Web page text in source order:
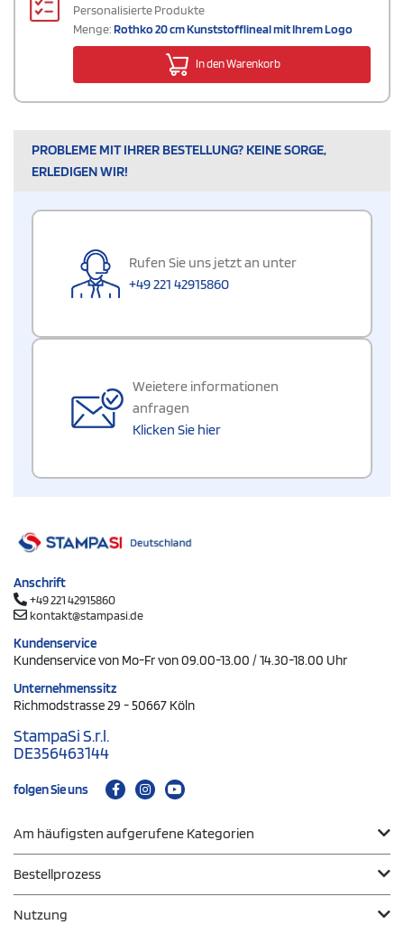
Personalisierte Produkte
Menge:Rothko 20 cm Kunststofflineal mit Ihrem Logo
In den Warenkorb
PROBLEME MIT IHRER BESTELLUNG? KEINE SORGE,
ERLEDIGEN WIR!
Rufen Sie uns jetzt an unter
+49 221 42915860
Weietere informationen
anfragen
Klicken Sie hier
Anschrift
+49 221 42915860
kontakt@stampasi.de
Kundenservice
Kundenservice von Mo-Fr von 09.00-13.00 / 14.30-18.00 Uhr
Unternehmenssitz
Richmodstrasse 29 - 50667 Köln
StampaSi S.r.l.
DE356463144
folgen Sie uns
Am häufigsten aufgerufene Kategorien
Bestellprozess
Nutzung